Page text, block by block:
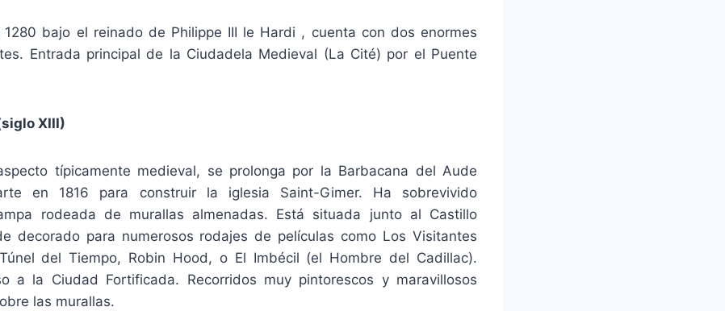
1280 bajo el reinado de Philippe III le Hardi , cuenta con dos enormes
Entrada principal de la Ciudadela Medieval (La Cité) por el Puente
XIII)
típicamente medieval, se prolonga por la Barbacana del Aude
en 1816 para construir la iglesia Saint-Gimer. Ha sobrevivido
rodeada de murallas almenadas. Está situada junto al Castillo
decorado para numerosos rodajes de películas como Los Visitantes
del Tiempo, Robin Hood, o El Imbécil (el Hombre del Cadillac).
a la Ciudad Fortificada. Recorridos muy pintorescos y maravillosos
las murallas.